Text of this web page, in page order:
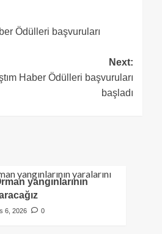
Ödülleri başvuruları
Next:
Haber Ödülleri başvuruları
başladı
yangınlarının
6, 2026 0